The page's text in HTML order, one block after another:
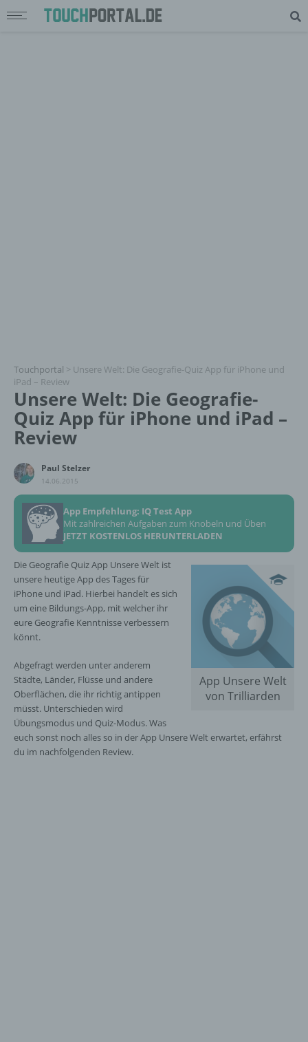
Touchportal > Unsere Welt: Die Geografie-Quiz App für iPhone und
iPad – Review
Unsere Welt: Die Geografie-
Quiz App für iPhone und iPad –
Review
Paul Stelzer
14.06.2015
App Empfehlung: IQ Test App
Mit zahlreichen Aufgaben zum Knobeln und Üben
JETZT KOSTENLOS HERUNTERLADEN
App Unsere Welt
von Trilliarden
Die Geografie Quiz App Unsere Welt ist
unsere heutige App des Tages für
iPhone und iPad. Hierbei handelt es sich
um eine Bildungs-App, mit welcher ihr
eure Geografie Kenntnisse verbessern
könnt.
Abgefragt werden unter anderem
Städte, Länder, Flüsse und andere
Oberflächen, die ihr richtig antippen
müsst. Unterschieden wird
Übungsmodus und Quiz-Modus. Was
euch sonst noch alles so in der App Unsere Welt erwartet, erfährst
du im nachfolgenden Review.